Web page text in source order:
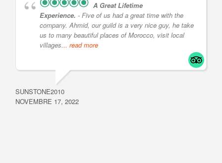
A Great Lifetime
Experience. - Five of us had a great time with the
company. Ahmid, our guild is a very nice guy, he take
us to many beautiful places of Morocco, visit local
villages... read more
SUNSTONE2010
NOVEMBRE 17, 2022